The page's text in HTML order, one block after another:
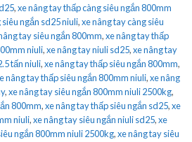
,xe nâng tay thấp càng siêu ngắn 800mm
ngắn sd25 niuli,xe nâng tay càng siêu
tay siêu ngắn 800mm,xe nâng tay thấp
niuli,xe nâng tay niuli sd25,xe nâng tay
tấn niuli,xe nâng tay thấp siêu ngắn 800mm,
nâng tay thấp siêu ngắn 800mm niuli,xe nâng
,xe nâng tay siêu ngắn 800mm niuli 2500kg,
800mm,xe nâng tay thấp siêu ngắn sd25,xe
niuli,xe nâng tay siêu ngắn niuli sd25,xe
ngắn 800mm niuli 2500kg,xe nâng tay siêu